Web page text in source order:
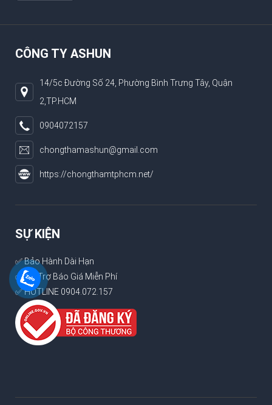
CÔNG TY ASHUN
14/5c Đường Số 24, Phường Bình Trưng Tây, Quận
2,TP.HCM
0904072157
chongthamashun@gmail.com
https://chongthamtphcm.net/
SỰ KIỆN
✅ Bảo Hành Dài Hạn
✅ Hỗ Trợ Báo Giá Miễn Phí
✅ HOTLINE 0904.072.157